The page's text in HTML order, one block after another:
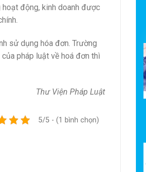
hoạt động, kinh doanh được
sử dụng hóa đơn. Trường
pháp luật về hoá đơn thì
Thư Viện Pháp Luật
5/5 - (1 bình chọn)